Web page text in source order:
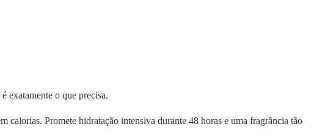
é exatamente o que precisa.
calorias. Promete hidratação intensiva durante 48 horas e uma fragrância tão